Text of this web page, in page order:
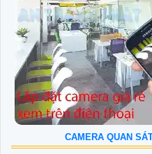
CAMERA QUAN